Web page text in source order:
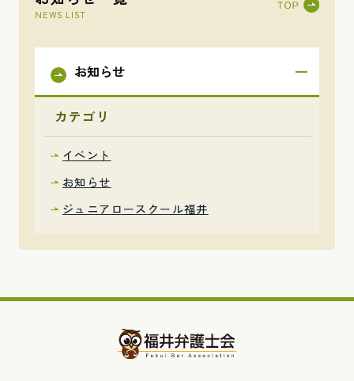
NEWS LIST
お知らせ
カテゴリ
イベント
お知らせ
ジュニアロースクール福井